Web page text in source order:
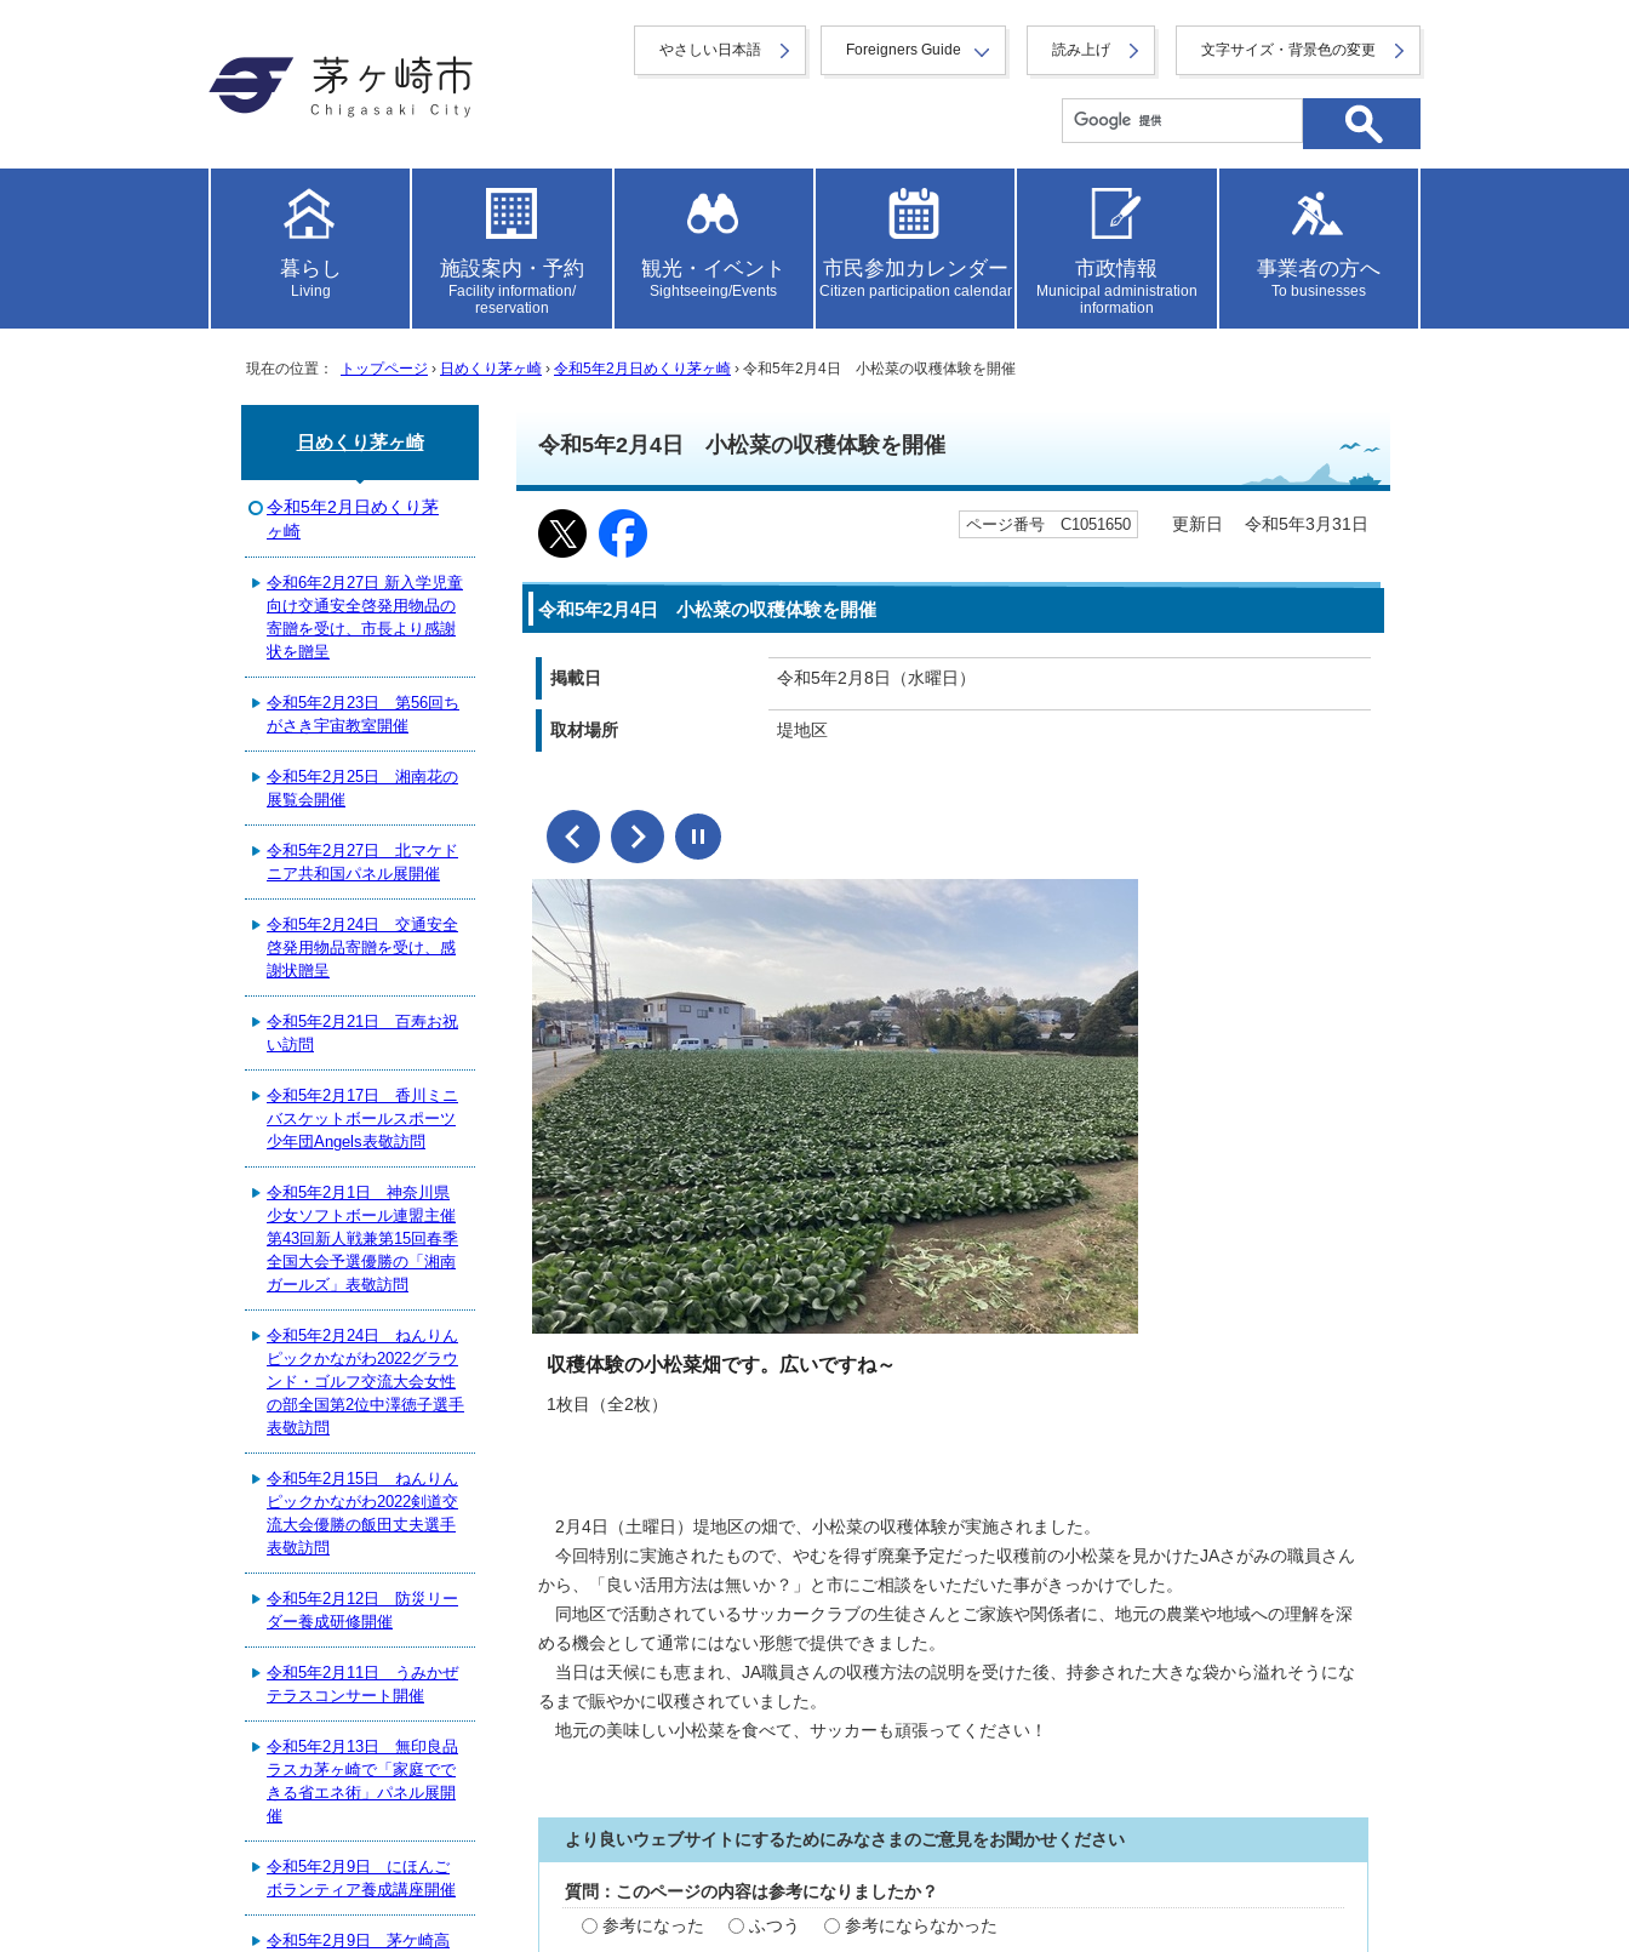
やさしい日本語 Foreigners Guide 読み上げ 文字サイズ・背景色の変更
暮らし
Living
施設案内・予約
Facility information/
reservation
観光・イベント
Sightseeing/Events
市民参加カレンダー
Citizen participation calendar
市政情報
Municipal administration
information
事業者の方へ
To businesses
現在の位置： トップページ › 日めくり茅ヶ崎 › 令和5年2月日めくり茅ヶ崎 › 令和5年2月4日 小松菜の収穫体験を開催
令和5年2月4日 小松菜の収穫体験を開催
ページ番号 C1051650 更新日 令和5年3月31日
令和5年2月4日 小松菜の収穫体験を開催
掲載日 令和5年2月8日（水曜日）
取材場所 堤地区
収穫体験の小松菜畑です。広いですね～
1枚目（全2枚）
2月4日（土曜日）堤地区の畑で、小松菜の収穫体験が実施されました。
今回特別に実施されたもので、やむを得ず廃棄予定だった収穫前の小松菜を見かけたJAさがみの職員さん
から、「良い活用方法は無いか？」と市にご相談をいただいた事がきっかけでした。
同地区で活動されているサッカークラブの生徒さんとご家族や関係者に、地元の農業や地域への理解を深
める機会として通常にはない形態で提供できました。
当日は天候にも恵まれ、JA職員さんの収穫方法の説明を受けた後、持参された大きな袋から溢れそうにな
るまで賑やかに収穫されていました。
地元の美味しい小松菜を食べて、サッカーも頑張ってください！
より良いウェブサイトにするためにみなさまのご意見をお聞かせください
質問：このページの内容は参考になりましたか？
参考になった
ふつう 参考にならなかった
日めくり茅ヶ崎
令和5年2月日めくり茅
ヶ崎
令和6年2月27日 新入学児童
向け交通安全啓発用物品の
寄贈を受け、市長より感謝
状を贈呈
令和5年2月23日 第56回ち
がさき宇宙教室開催
令和5年2月25日 湘南花の
展覧会開催
令和5年2月27日 北マケド
ニア共和国パネル展開催
令和5年2月24日 交通安全
啓発用物品寄贈を受け、感
謝状贈呈
令和5年2月21日 百寿お祝
い訪問
令和5年2月17日 香川ミニ
バスケットボールスポーツ
少年団Angels表敬訪問
令和5年2月1日 神奈川県
少女ソフトボール連盟主催
第43回新人戦兼第15回春季
全国大会予選優勝の「湘南
ガールズ」表敬訪問
令和5年2月24日 ねんりん
ピックかながわ2022グラウ
ンド・ゴルフ交流大会女性
の部全国第2位中澤徳子選手
表敬訪問
令和5年2月15日 ねんりん
ピックかながわ2022剣道交
流大会優勝の飯田丈夫選手
表敬訪問
令和5年2月12日 防災リー
ダー養成研修開催
令和5年2月11日 うみかぜ
テラスコンサート開催
令和5年2月13日 無印良品
ラスカ茅ヶ崎で「家庭でで
きる省エネ術」パネル展開
催
令和5年2月9日 にほんご
ボランティア養成講座開催
令和5年2月9日 茅ケ崎高